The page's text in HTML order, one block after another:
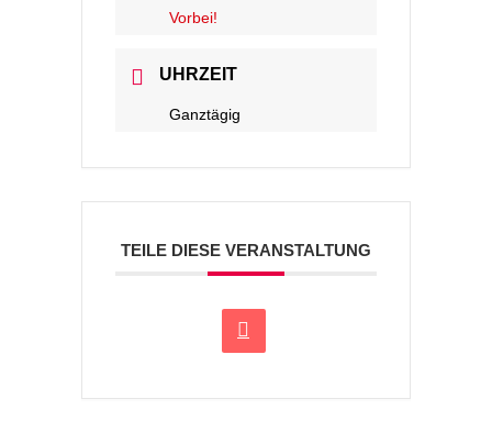
Vorbei!
UHRZEIT
Ganztägig
TEILE DIESE VERANSTALTUNG